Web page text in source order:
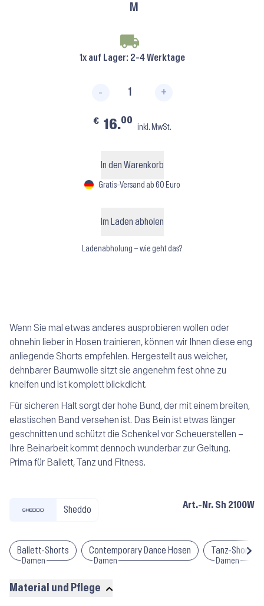
M
1x auf Lager: 2-4 Werktage
- +
€ 16.00
inkl. MwSt.
In den Warenkorb
Gratis-Versand ab 60 Euro
Im Laden abholen
Ladenabholung – wie geht das?
Wenn Sie mal etwas anderes ausprobieren wollen oder
ohnehin lieber in Hosen trainieren, können wir Ihnen diese eng
anliegende Shorts empfehlen. Hergestellt aus weicher,
dehnbarer Baumwolle sitzt sie angenehm fest ohne zu
kneifen und ist komplett blickdicht.
Für sicheren Halt sorgt der hohe Bund, der mit einem breiten,
elastischen Band versehen ist. Das Bein ist etwas länger
geschnitten und schützt die Schenkel vor Scheuerstellen –
Ihre Beinarbeit kommt dennoch wunderbar zur Geltung.
Prima für Ballett, Tanz und Fitness.
Sheddo Art.-Nr. Sh 2100W
Ballett-Shorts
Damen
Contemporary Dance Hosen
Damen
Tanz-Shorts
Damen
Material und Pflege